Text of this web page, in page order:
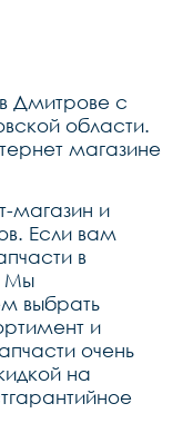
Дмитрове с
области.
магазине
магазин и
Если вам
в
Мы
выбрать
и
очень
на